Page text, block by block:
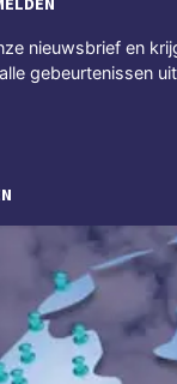
nieuwsbrief en
gebeurtenissen